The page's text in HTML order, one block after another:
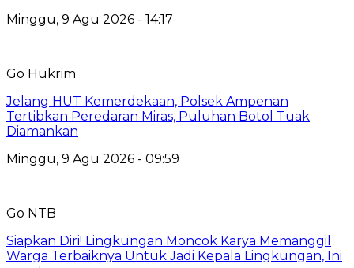
Minggu, 9 Agu 2026 - 14:17
Go Hukrim
Jelang HUT Kemerdekaan, Polsek Ampenan
Tertibkan Peredaran Miras, Puluhan Botol Tuak
Diamankan
Minggu, 9 Agu 2026 - 09:59
Go NTB
Siapkan Diri! Lingkungan Moncok Karya Memanggil
Warga Terbaiknya Untuk Jadi Kepala Lingkungan, Ini